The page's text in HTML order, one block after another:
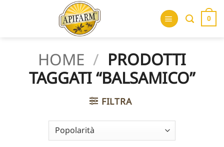
0
HOME / PRODOTTI
TAGGATI “BALSAMICO”
FILTRA